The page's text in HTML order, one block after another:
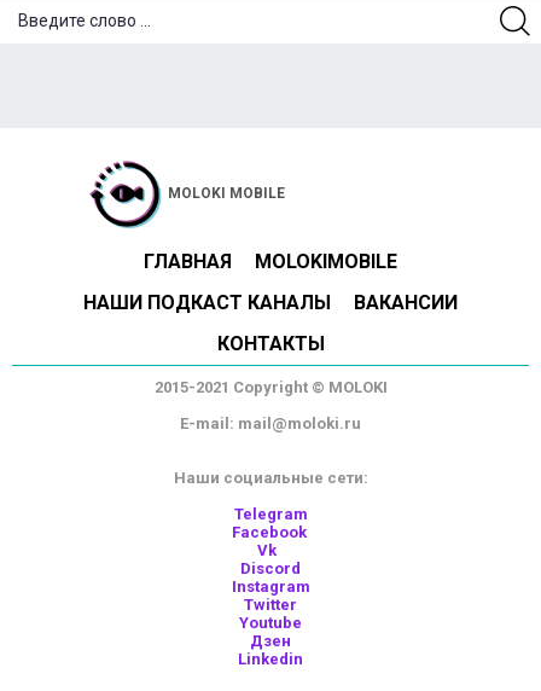
MOLOKI MOBILE
ГЛАВНАЯ
MOLOKIMOBILE
НАШИ ПОДКАСТ КАНАЛЫ
ВАКАНСИИ
КОНТАКТЫ
2015-2021 Copyright © MOLOKI
E-mail: mail@moloki.ru
Наши социальные сети:
Telegram
Facebook
Vk
Discord
Instagram
Twitter
Youtube
Дзен
Linkedin